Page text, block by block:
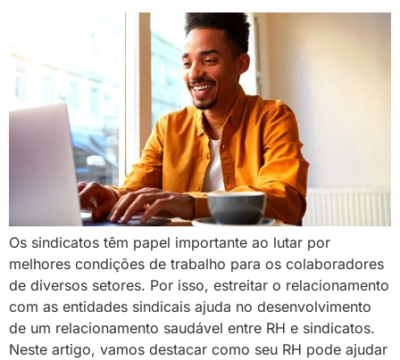
Os sindicatos têm papel importante ao lutar por
melhores condições de trabalho para os colaboradores
de diversos setores. Por isso, estreitar o relacionamento
com as entidades sindicais ajuda no desenvolvimento
de um relacionamento saudável entre RH e sindicatos.
Neste artigo, vamos destacar como seu RH pode ajudar